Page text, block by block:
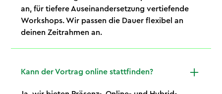
an, für tiefere Auseinandersetzung vertiefende
Workshops. Wir passen die Dauer flexibel an
deinen Zeitrahmen an.
Kann der Vortrag online stattfinden?